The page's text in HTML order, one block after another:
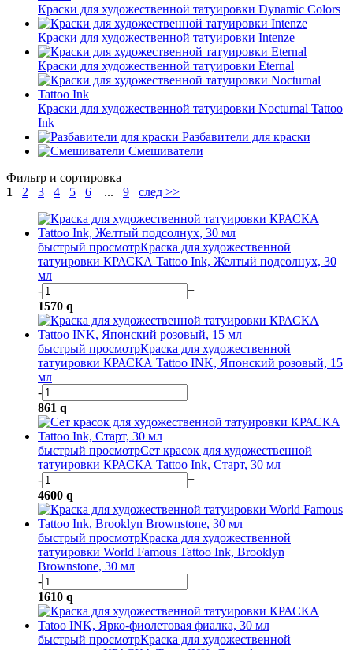
Краски для художественной татуировки Dynamic Colors
Краски для художественной татуировки Intenze
Краски для художественной татуировки Eternal
Краски для художественной татуировки Nocturnal Tattoo
Ink
Разбавители для краски
Смешиватели
Фильтр и сортировка
1
2 3 4 5 6 ... 9 след >>
быстрый просмотрКраска для художественной
татуировки КРАСКА Tattoo Ink, Желтый подсолнух, 30
мл
-
+
1570 q
быстрый просмотрКраска для художественной
татуировки КРАСКА Tattoo INK, Японский розовый, 15
мл
-
+
861 q
быстрый просмотрСет красок для художественной
татуировки КРАСКА Tattoo Ink, Старт, 30 мл
-
+
4600 q
быстрый просмотрКраска для художественной
татуировки World Famous Tattoo Ink, Brooklyn
Brownstone, 30 мл
-
+
1610 q
быстрый просмотрКраска для художественной